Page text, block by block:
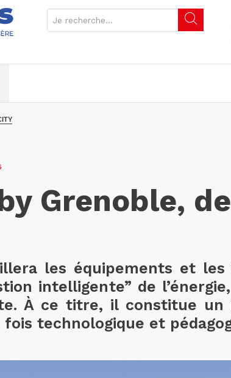
Grenoble,
les équipements et
intelligente” de
À ce titre, il constitue un
technologique et